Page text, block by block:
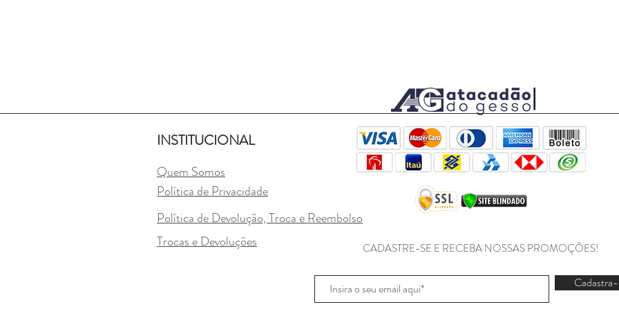
CADASTRE-SE E RECEBA NOSSAS PROMOÇÕES!
INSTITUCIONAL
Quem Somos
Política de Privacidade
Política de Devolução, Troca e Reembolso
Trocas e Devoluções